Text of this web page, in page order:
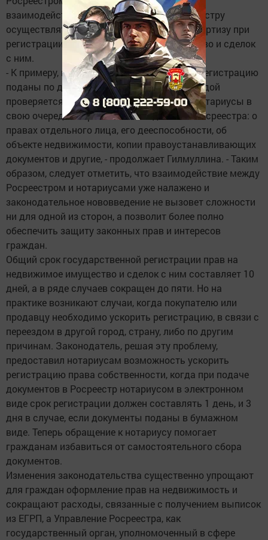
взаимодействие, которое позволяет Росреестру
осуществлять тщательную правовую экспертизу при
регистрации прав на недвижимое имущество и сделок
с ним.
- К примеру, в случае, когда документы на регистрацию
поданы по доверенности, подлинность каждой
проверяется у нотариуса, ее выдавшего. Нотариусы в
свою очередь запрашивают сведения из Росреестра: о
правах отдельного лица, его дееспособности, об
объекте недвижимости, копии правоустанавливающих
документов и другие, - продолжает Гилмуллина. - Таким
образом, следует отметить, что взаимодействие между
Росреестром и нотариусами уже налажено и
законодательное нововведение не вызовет сложности
ни для одной из сторон, а позволит более полно
обеспечить защиту законных прав и интересов
граждан.
Общий срок государственной регистрации прав на
недвижимое имущество и сделок с ним составляет 10
дней, а в ряде случаев сокращен до пяти. Но на
практике возникают случаи, когда покупателю или
продавцу необходимо ускорить регистрацию, в связи с
переездом в другой город, страну, либо по другим
причинам. Законодатель, решая эту проблему,
предоставил нотариусам возможность ускорить
регистрацию права собственности, когда при подаче
документов в Росреестр нотариусом в электронном
виде срок регистрации должен составлять 1 день, и 3
дня в случае, если документы поданы в бумажном
виде. Теперь обращение к нотариусу помогает
гражданам избавиться от самостоятельного сбора
документов.
Изменения законодательства существенно упрощают
для граждан оформление прав на недвижимость и
сокращают расходы, связанные с получением выписок
из ЕГРП, а Управление Росреестра, как
государственный орган, уполномоченный в сфере